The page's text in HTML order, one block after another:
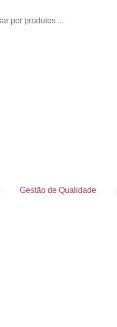
Gestão de Qualidade